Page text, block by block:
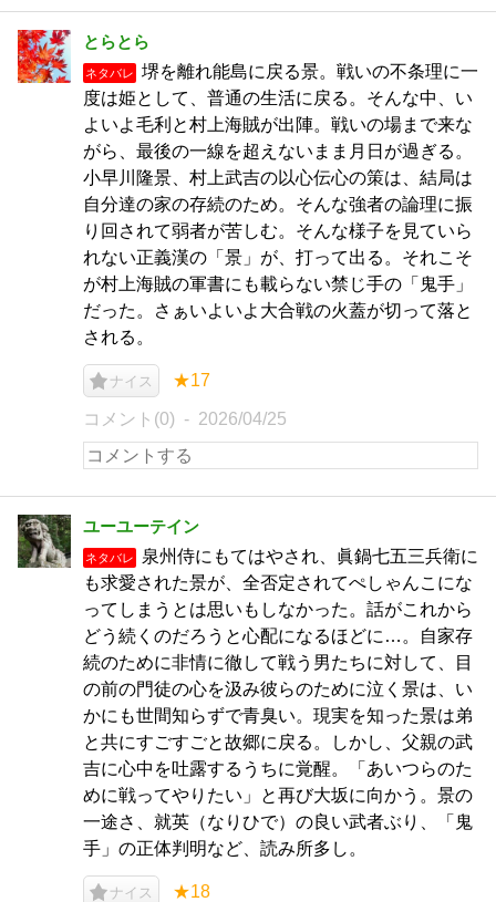
とらとら
ネタバレ
堺を離れ能島に戻る景。戦いの不条理に一
度は姫として、普通の生活に戻る。そんな中、い
よいよ毛利と村上海賊が出陣。戦いの場まで来な
がら、最後の一線を超えないまま月日が過ぎる。
小早川隆景、村上武吉の以心伝心の策は、結局は
自分達の家の存続のため。そんな強者の論理に振
り回されて弱者が苦しむ。そんな様子を見ていら
れない正義漢の「景」が、打って出る。それこそ
が村上海賊の軍書にも載らない禁じ手の「鬼手」
だった。さぁいよいよ大合戦の火蓋が切って落と
される。
ナイス ★17
コメント(0) 2026/04/25
ユーユーテイン
ネタバレ
泉州侍にもてはやされ、眞鍋七五三兵衛に
も求愛された景が、全否定されてぺしゃんこにな
ってしまうとは思いもしなかった。話がこれから
どう続くのだろうと心配になるほどに…。自家存
続のために非情に徹して戦う男たちに対して、目
の前の門徒の心を汲み彼らのために泣く景は、い
かにも世間知らずで青臭い。現実を知った景は弟
と共にすごすごと故郷に戻る。しかし、父親の武
吉に心中を吐露するうちに覚醒。「あいつらのた
めに戦ってやりたい」と再び大坂に向かう。景の
一途さ、就英（なりひで）の良い武者ぶり、「鬼
手」の正体判明など、読み所多し。
ナイス ★18